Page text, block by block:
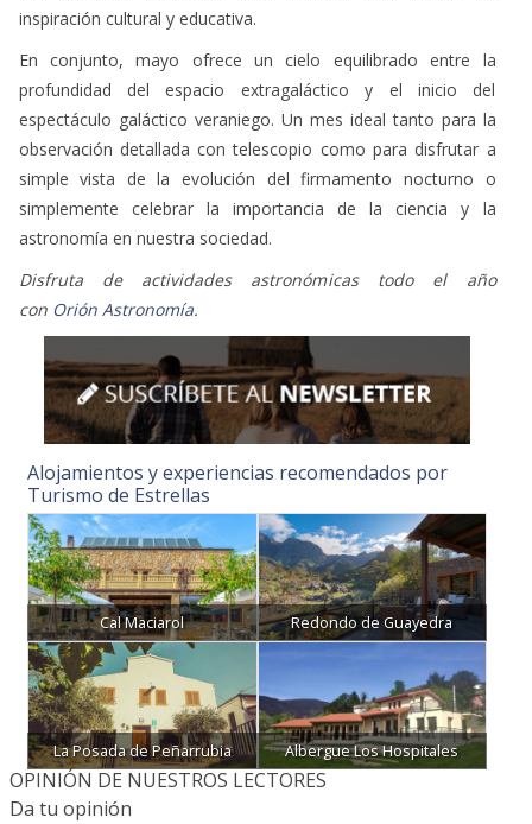
inspiración cultural y educativa.
En conjunto, mayo ofrece un cielo equilibrado entre la
profundidad del espacio extragaláctico y el inicio del
espectáculo galáctico veraniego. Un mes ideal tanto para la
observación detallada con telescopio como para disfrutar a
simple vista de la evolución del firmamento nocturno o
simplemente celebrar la importancia de la ciencia y la
astronomía en nuestra sociedad.
Disfruta de actividades astronómicas todo el año
con Orión Astronomía.
Alojamientos y experiencias recomendados por
Turismo de Estrellas
Cal Maciarol Redondo de Guayedra
La Posada de Peñarrubia Albergue Los Hospitales
OPINIÓN DE NUESTROS LECTORES
Da tu opinión